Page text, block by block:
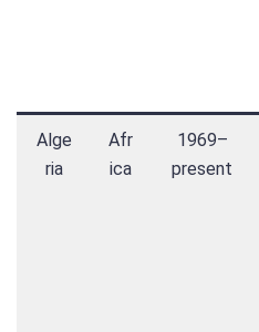
Alge
ria
Afr
ica
1969–
present